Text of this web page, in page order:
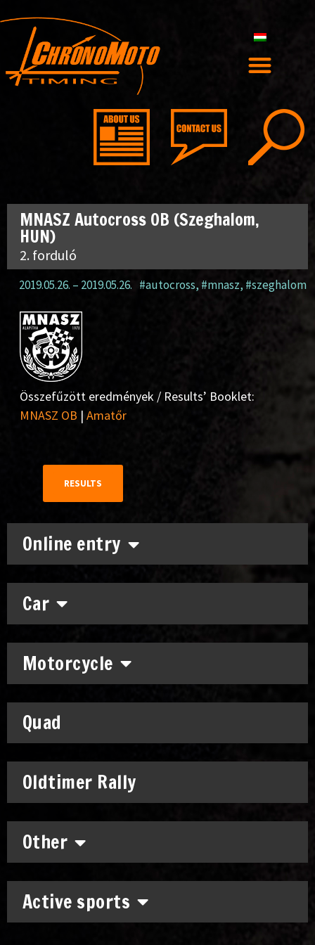
Online entry
Car
Motorcycle
Quad
Oldtimer Rally
Other
Active sports
MNASZ Autocross OB (Szeghalom,
HUN)
2. forduló
2019.05.26. – 2019.05.26. #autocross, #mnasz, #szeghalom
Összefűzött eredmények / Results’ Booklet:
MNASZ OB | Amatőr
RESULTS